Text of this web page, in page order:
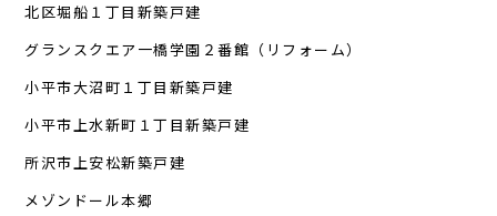
北区堀船１丁目新築戸建
グランスクエア一橋学園２番館（リフォーム）
小平市大沼町１丁目新築戸建
小平市上水新町１丁目新築戸建
所沢市上安松新築戸建
メゾンドール本郷